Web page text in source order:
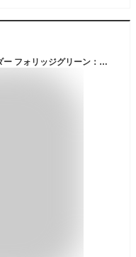
【楽天市場】【第一精工】糸くずワインダー フォリッジグリーン：つり具トビヌケ